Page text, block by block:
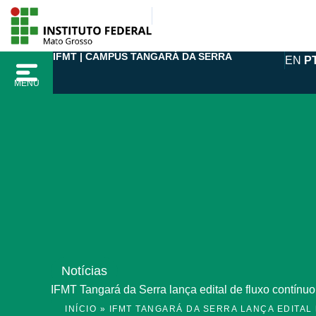
para
conteúdo
MENU
IFMT | CAMPUS TANGARÁ DA SERRA EN
Notícias
IFMT Tangará da Serra lança edital de fluxo
INÍCIO » IFMT TANGARÁ DA SERRA LANÇA